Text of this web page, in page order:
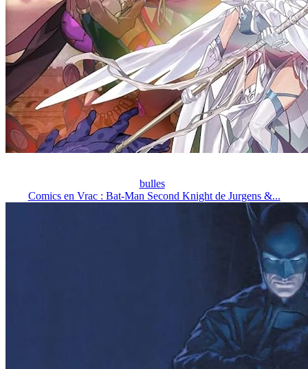
bulles
Comics en Vrac : Bat-Man Second Knight de Jurgens &...